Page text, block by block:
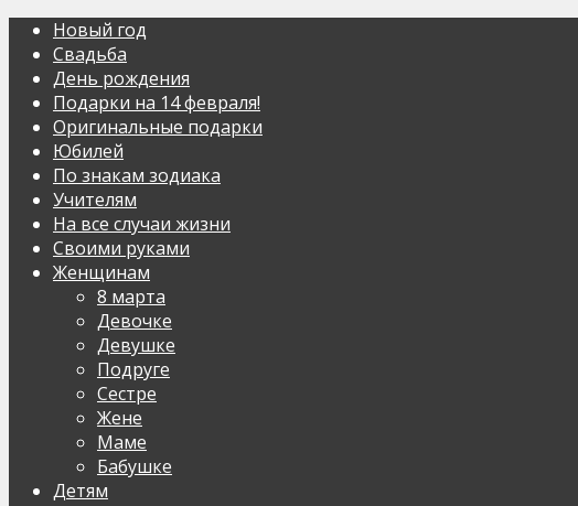
Новый год
Свадьба
День рождения
Подарки на 14 февраля!
Оригинальные подарки
Юбилей
По знакам зодиака
Учителям
На все случаи жизни
Своими руками
Женщинам
8 марта
Девочке
Девушке
Подруге
Сестре
Жене
Маме
Бабушке
Детям